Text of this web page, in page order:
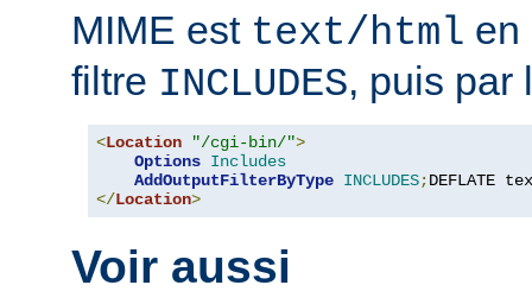
MIME est text/html en
filtre INCLUDES, puis par
<Location "/cgi-bin/">
Options Includes
AddOutputFilterByType INCLUDES;DEFLATE
</Location>
Voir aussi